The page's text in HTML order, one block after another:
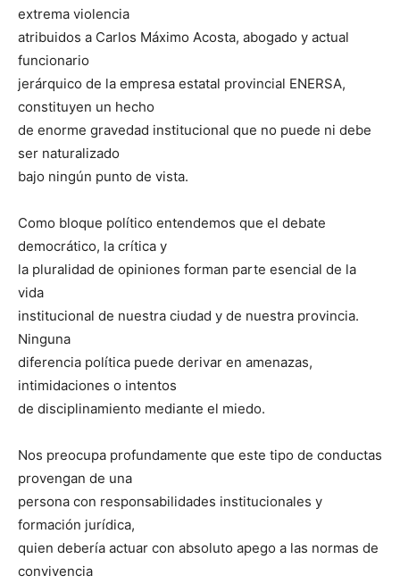
extrema violencia
atribuidos a Carlos Máximo Acosta, abogado y actual
funcionario
jerárquico de la empresa estatal provincial ENERSA,
constituyen un hecho
de enorme gravedad institucional que no puede ni debe
ser naturalizado
bajo ningún punto de vista.
Como bloque político entendemos que el debate
democrático, la crítica y
la pluralidad de opiniones forman parte esencial de la
vida
institucional de nuestra ciudad y de nuestra provincia.
Ninguna
diferencia política puede derivar en amenazas,
intimidaciones o intentos
de disciplinamiento mediante el miedo.
Nos preocupa profundamente que este tipo de conductas
provengan de una
persona con responsabilidades institucionales y
formación jurídica,
quien debería actuar con absoluto apego a las normas de
convivencia